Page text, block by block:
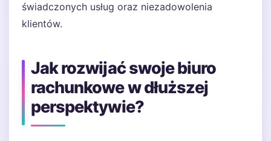
świadczonych usług oraz niezadowolenia
klientów.
Jak rozwijać swoje biuro
rachunkowe w dłuższej
perspektywie?